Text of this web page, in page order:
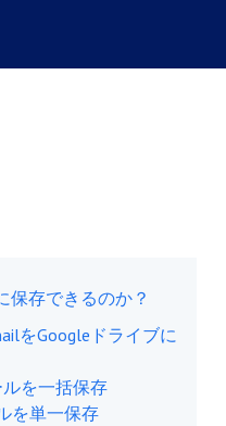
保存できるのか？
をGoogleドライブに
を一括保存
を単一保存